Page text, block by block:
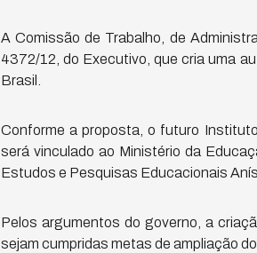
A Comissão de Trabalho, de
4372/12, do Executivo, que cria uma
Brasil.
Conforme a proposta, o futuro
será vinculado ao Ministério da
Estudos e Pesquisas Educacionais
Pelos argumentos do governo, a
sejam cumpridas metas de ampliação